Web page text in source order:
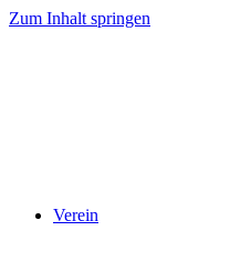
Zum Inhalt springen
Verein